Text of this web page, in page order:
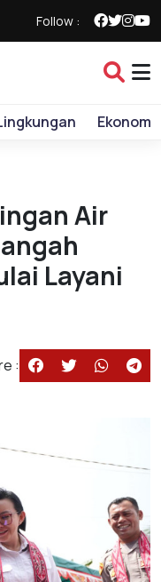
Follow :
Ekonomi
Air
Layani
: